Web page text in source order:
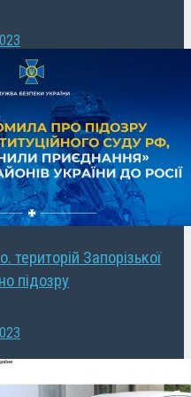
територій Запорізької
підозру